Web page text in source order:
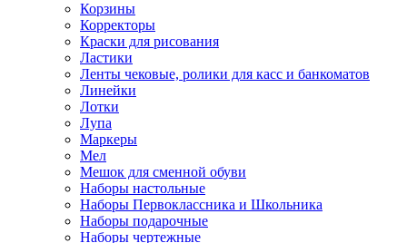
Корзины
Корректоры
Краски для рисования
Ластики
Ленты чековые, ролики для касс и банкоматов
Линейки
Лотки
Лупа
Маркеры
Мел
Мешок для сменной обуви
Наборы настольные
Наборы Первоклассника и Школьника
Наборы подарочные
Наборы чертежные